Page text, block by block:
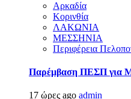
Αρκαδία
Κορινθία
ΛΑΚΩΝΙΑ
ΜΕΣΣΗΝΙΑ
Περιφέρεια
Παρέμβαση ΠΕΣΠ για
17 ώρες ago admin